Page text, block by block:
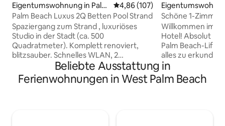
Eigentumswohnung in Palm
Beach
Durchschnittliche Bewertung:
4,86 (107)
Palm Beach Luxus 2Q Betten Pool Strand
Spaziergang zum Strand , luxuriöses
Studio in der Stadt (ca. 500
Quadratmeter). Komplett renoviert,
blitzsauber. Schnelles WLAN, 2
Queensize-Betten, luxuriöse Matratzen,
hochwertige Bettwäsche, großer
Kühlschrank, begehbarer
Beach
Schöne 1-
Pool/Strand.
Willkommen im
Hotel! Absolut
Palm Beach-
alles zu
Spaziere zum
Restaurants und
Beliebte Ausstattung in
Ferienwohnungen in West Palm Beach